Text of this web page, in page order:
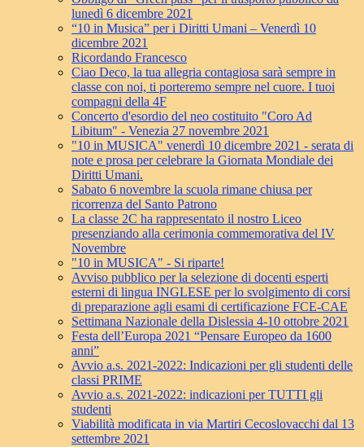
lunedì 6 dicembre 2021
“10 in Musica” per i Diritti Umani – Venerdì 10
dicembre 2021
Ricordando Francesco
Ciao Deco, la tua allegria contagiosa sarà sempre in
classe con noi, ti porteremo sempre nel cuore. I tuoi
compagni della 4F
Concerto d'esordio del neo costituito "Coro Ad
Libitum" - Venezia 27 novembre 2021
"10 in MUSICA" venerdì 10 dicembre 2021 - serata di
note e prosa per celebrare la Giornata Mondiale dei
Diritti Umani.
Sabato 6 novembre la scuola rimane chiusa per
ricorrenza del Santo Patrono
La classe 2C ha rappresentato il nostro Liceo
presenziando alla cerimonia commemorativa del IV
Novembre
"10 in MUSICA" - Si riparte!
Avviso pubblico per la selezione di docenti esperti
esterni di lingua INGLESE per lo svolgimento di corsi
di preparazione agli esami di certificazione FCE-CAE
Settimana Nazionale della Dislessia 4-10 ottobre 2021
Festa dell’Europa 2021 “Pensare Europeo da 1600
anni”
Avvio a.s. 2021-2022: Indicazioni per gli studenti delle
classi PRIME
Avvio a.s. 2021-2022: indicazioni per TUTTI gli
studenti
Viabilità modificata in via Martiri Cecoslovacchi dal 13
settembre 2021